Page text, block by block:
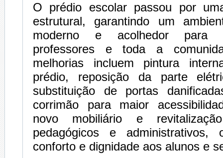
O prédio escolar passou por
estrutural, garantindo um
moderno e acolhedor para
professores e toda a
melhorias incluem pintura
prédio, reposição da parte
substituição de portas
corrimão para maior
novo mobiliário e
pedagógicos e administrativos,
conforto e dignidade aos alunos e